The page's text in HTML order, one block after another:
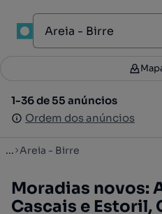
Filtros
1-36 de 55 anúncios
Ordem dos anúncios
1-36 de 55 anúncios
Ordem dos anúncios
... Areia - Birre
Moradias novos:
Cascais e Estoril,